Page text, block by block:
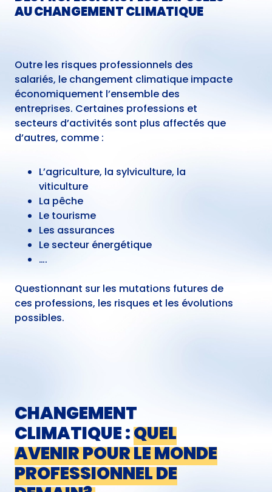
AU CHANGEMENT CLIMATIQUE
Outre les risques professionnels des
salariés, le changement climatique impacte
économiquement l’ensemble des
entreprises. Certaines professions et
secteurs d’activités sont plus affectés que
d’autres, comme :
L’agriculture, la sylviculture, la
viticulture
La pêche
Le tourisme
Les assurances
Le secteur énergétique
….
Questionnant sur les mutations futures de
ces professions, les risques et les évolutions
possibles.
CHANGEMENT
CLIMATIQUE :QUEL
AVENIR POUR LE MONDE
PROFESSIONNEL DE